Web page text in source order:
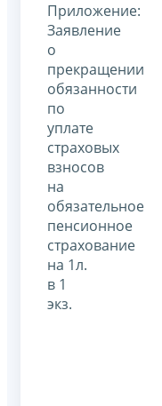
Приложение:
Заявление
о
прекращении
обязанности
по
уплате
страховых
взносов
на
обязательное
пенсионное
страхование
на 1л.
в 1
экз.